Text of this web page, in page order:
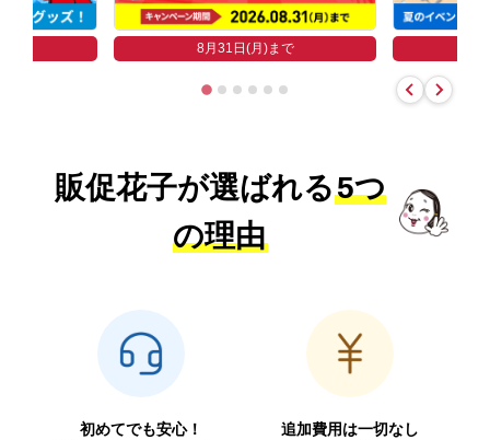
8月31日(月)まで
販促花子が選ばれる5つ
の理由
初めてでも安心！
追加費用は一切なし